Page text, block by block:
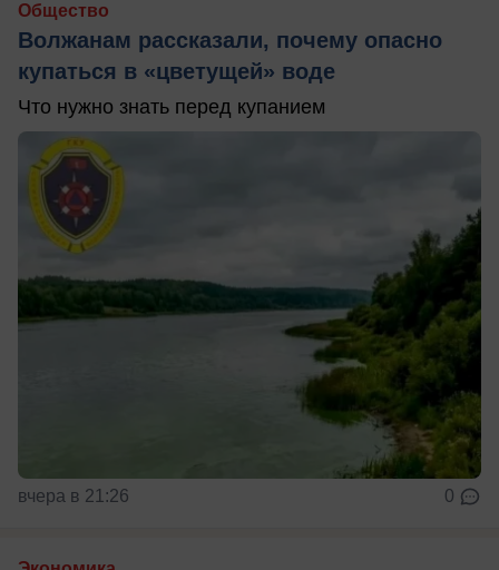
Общество
Волжанам рассказали, почему опасно
купаться в «цветущей» воде
Что нужно знать перед купанием
вчера в 21:26 0